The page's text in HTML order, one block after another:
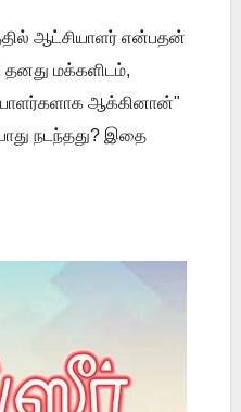
ஆட்சியாளர் என்பதன்
மக்களிடம்,
ஆக்கினான்"
நடந்தது? இதை